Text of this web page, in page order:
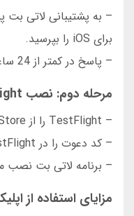
– به پشتیبانی لاتی
برای iOS را بپرسید.
– پاسخ در کمتر از 24 ساعت ارسال می شود.
مرحله دوم: نصب TestFlight
– TestFlight را از App Store دانلود کنید.
– کد دعوت را در TestFlight وارد کنید.
– برنامه لاتی بت نصب
مزایای استفاده از